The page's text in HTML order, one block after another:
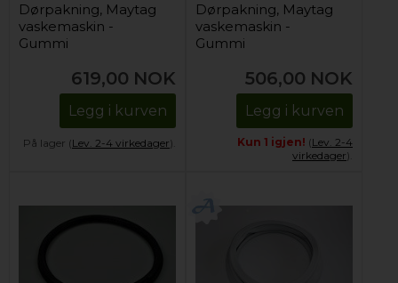
Dørpakning, Maytag
vaskemaskin -
Gummi
619,00 NOK
Legg i kurven
På lager (Lev. 2-4 virkedager).
Dørpakning, Maytag
vaskemaskin -
Gummi
506,00 NOK
Legg i kurven
Kun 1 igjen! (Lev. 2-4
virkedager).